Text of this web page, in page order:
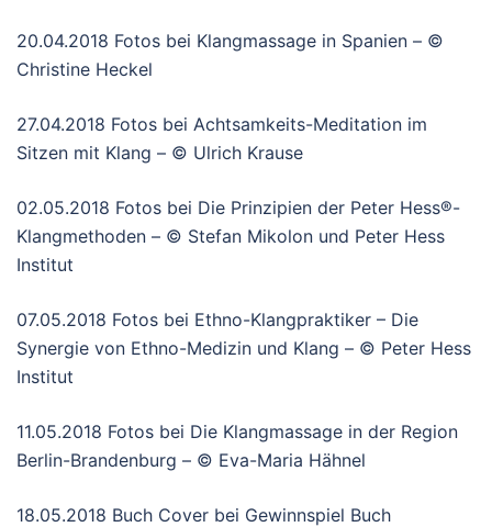
20.04.2018 Fotos bei Klangmassage in Spanien – ©
Christine Heckel
27.04.2018 Fotos bei Achtsamkeits-Meditation im
Sitzen mit Klang – © Ulrich Krause
02.05.2018 Fotos bei Die Prinzipien der Peter Hess®-
Klangmethoden – © Stefan Mikolon und Peter Hess
Institut
07.05.2018 Fotos bei Ethno-Klangpraktiker – Die
Synergie von Ethno-Medizin und Klang – © Peter Hess
Institut
11.05.2018 Fotos bei Die Klangmassage in der Region
Berlin-Brandenburg – © Eva-Maria Hähnel
18.05.2018 Buch Cover bei Gewinnspiel Buch